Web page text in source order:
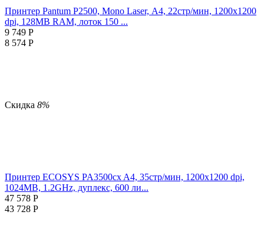
Принтер Pantum P2500, Mono Laser, А4, 22стр/мин, 1200x1200
dpi, 128MB RAM, лоток 150 ...
9 749 Р
8 574 Р
Скидка 8%
Принтер ECOSYS PA3500cx A4, 35стр/мин, 1200x1200 dpi,
1024MB, 1.2GHz, дуплекс, 600 ли...
47 578 Р
43 728 Р